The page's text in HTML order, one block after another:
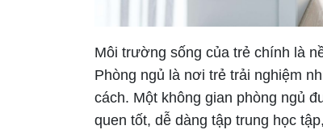
Môi trường sống của trẻ chính là
Phòng ngủ là nơi trẻ trải nghiệm
cách. Một không gian phòng ngủ
quen tốt, dễ dàng tập trung học